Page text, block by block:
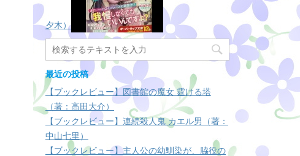
夕木）
最近の投稿
【ブックレビュー】図書館の魔女 霆ける塔
（著：高田大介）
【ブックレビュー】連続殺人鬼 カエル男（著：
中山七里）
【ブックレビュー】主人公の幼馴染が、脇役の